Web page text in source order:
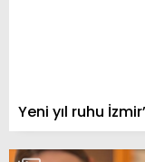
Yeni yıl ruhu